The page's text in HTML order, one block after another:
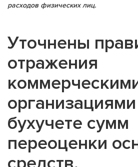
расходов физических лиц.
Уточнены
отражения
бухучете сумм
переоценки